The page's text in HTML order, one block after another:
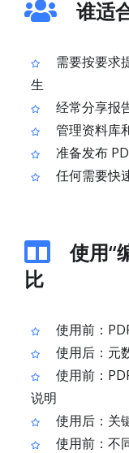
谁适
需要按要求
生
经常分享报
管理资料库
准备发布
任何需要快
使用“
比
使用前：
使用后：元
使用前：
说明
使用后：关
使用前：不